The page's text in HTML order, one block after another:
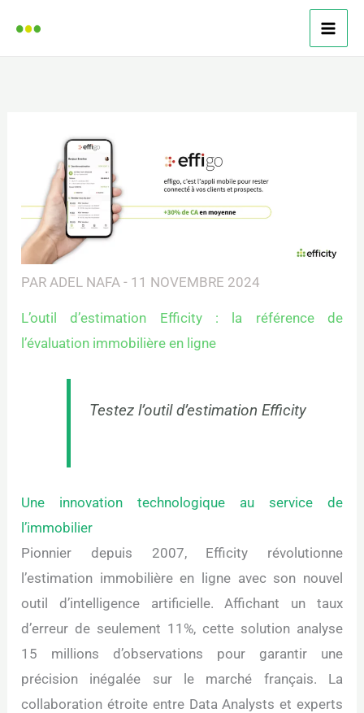
PAR ADEL NAFA- 11 NOVEMBRE 2024
L’outil d’estimation Efficity : la référence de
l’évaluation immobilière en ligne
Testez l’outil d’estimation Efficity
Une innovation technologique au service de
l’immobilier
Pionnier depuis 2007, Efficity révolutionne
l’estimation immobilière en ligne avec son nouvel
outil d’intelligence artificielle. Affichant un taux
d’erreur de seulement 11%, cette solution analyse
15 millions d’observations pour garantir une
précision inégalée sur le marché français. La
collaboration étroite entre Data Analysts et experts